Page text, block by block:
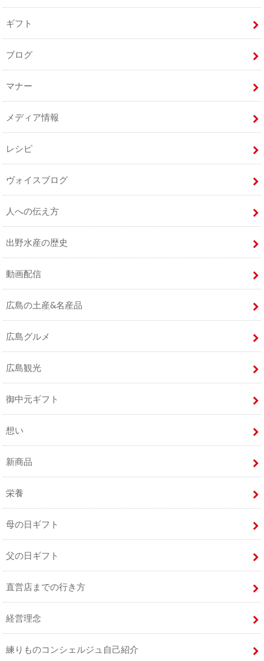
ギフト
ブログ
マナー
メディア情報
レシピ
ヴォイスブログ
人への伝え方
出野水産の歴史
動画配信
広島の土産&名産品
広島グルメ
広島観光
御中元ギフト
想い
新商品
栄養
母の日ギフト
父の日ギフト
直営店までの行き方
経営理念
練りものコンシェルジュ自己紹介